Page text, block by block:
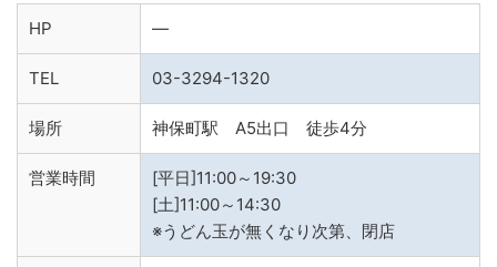
HP ―
TEL 03-3294-1320
場所 神保町駅 A5出口 徒歩4分
営業時間
[平日]11:00～19:30
[土]11:00～14:30
※うどん玉が無くなり次第、閉店